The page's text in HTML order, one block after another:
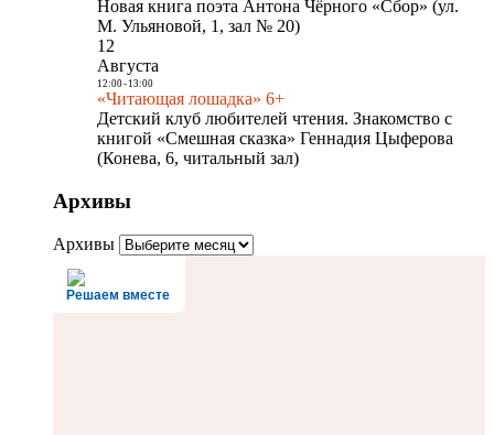
Новая книга поэта Антона Чёрного «Сбор» (ул.
М. Ульяновой, 1, зал № 20)
12
Августа
12:00- 13:00
«Читающая лошадка» 6+
Детский клуб любителей чтения. Знакомство с
книгой «Смешная сказка» Геннадия Цыферова
(Конева, 6, читальный зал)
Архивы
Архивы
Решаем вместе